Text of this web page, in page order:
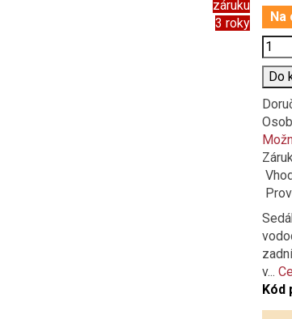
záruku
3 roky
Na
Počet
Do
v...
Kód